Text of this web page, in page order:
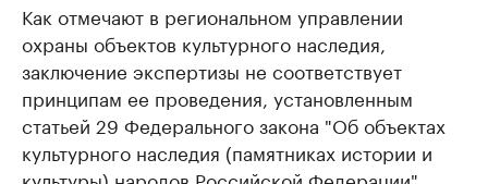
Как отмечают в региональном управлении
охраны объектов культурного наследия,
заключение экспертизы не соответствует
принципам ее проведения, установленным
статьей 29 Федерального закона "Об объектах
культурного наследия (памятниках истории и